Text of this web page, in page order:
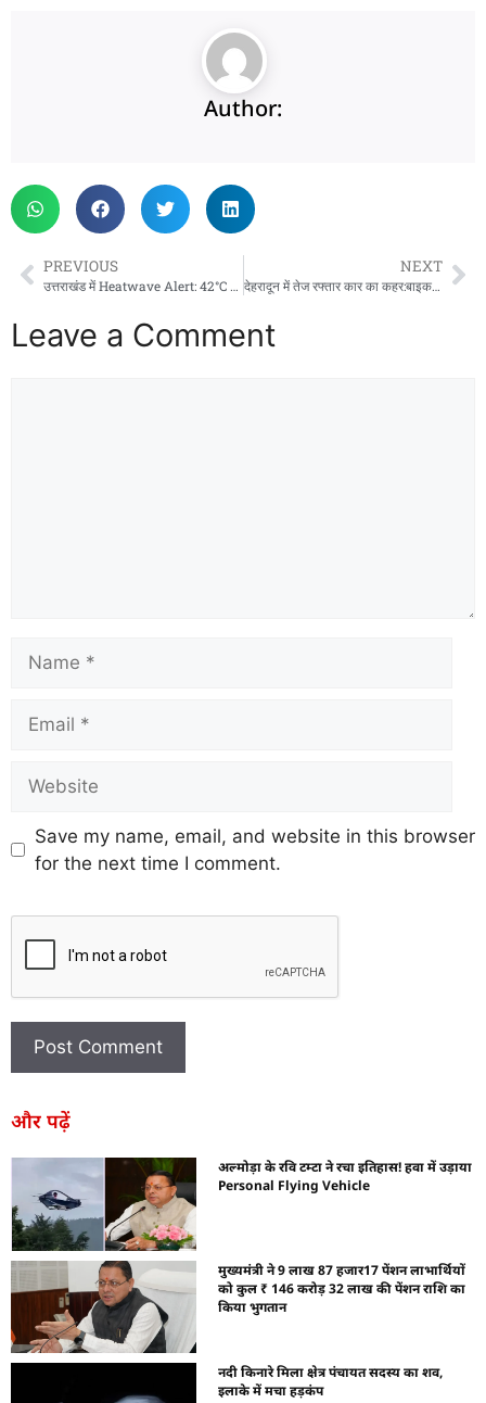
Author:
PREVIOUS
उत्तराखंड में Heatwave Alert: 42°C तक पहुंचेगा पारा, इन जिलों में लू का खतरा!
NEXT
देहरादून में तेज रफ्तार कार का कहर:बाइक को सामने से मारी टक्कर, पीआरडी जवान और एक महिला घायल
Leave a Comment
Save my name, email, and website in this browser
for the next time I comment.
और पढ़ें
अल्मोड़ा के रवि टम्टा ने रचा इतिहास! हवा में उड़ाया
Personal Flying Vehicle
मुख्यमंत्री ने 9 लाख 87 हजार17 पेंशन लाभार्थियों
को कुल ₹ 146 करोड़ 32 लाख की पेंशन राशि का
किया भुगतान
नदी किनारे मिला क्षेत्र पंचायत सदस्य का शव,
इलाके में मचा हड़कंप